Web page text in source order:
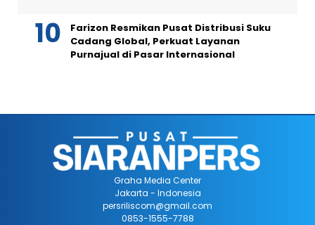
Farizon Resmikan Pusat Distribusi Suku
Cadang Global, Perkuat Layanan
Purnajual di Pasar Internasional
Graha Media Center
Jakarta - Indonesia
persriliscom@gmail.com
0853-1555-7788